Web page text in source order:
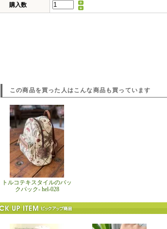
購入数
この商品を買った人はこんな商品も買っています
トルコテキスタイルのバッ
クパック- hel-028